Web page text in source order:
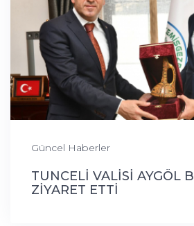
Güncel Haberler
TUNCELİ VALİSİ AYGÖL
ZİYARET ETTİ